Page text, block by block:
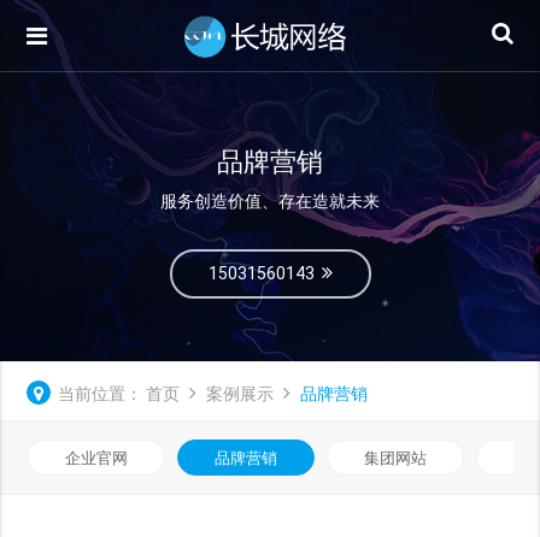
品牌营销
服务创造价值、存在造就未来
15031560143
当前位置： 首页 案例展示 品牌营销
企业官网 品牌营销 集团网站